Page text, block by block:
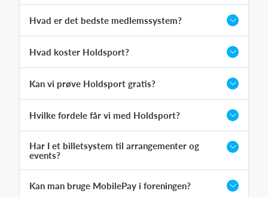
Hvad er det bedste medlemssystem?
Hvad koster Holdsport?
Kan vi prøve Holdsport gratis?
Hvilke fordele får vi med Holdsport?
Har I et billetsystem til arrangementer og
events?
Kan man bruge MobilePay i foreningen?